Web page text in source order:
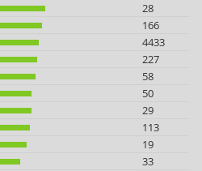
28
166
4433
227
58
50
29
113
19
33